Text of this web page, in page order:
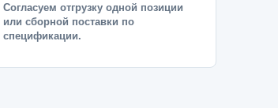
Согласуем отгрузку одной позиции
или сборной поставки по
спецификации.